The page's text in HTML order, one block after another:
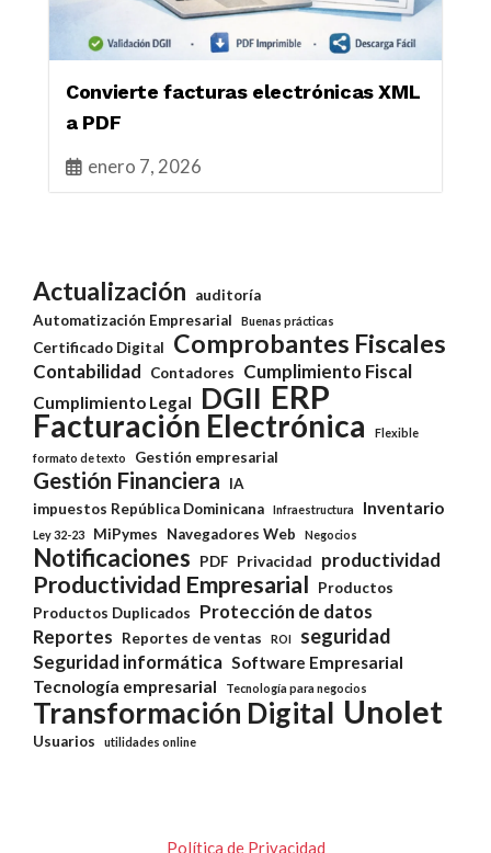
Convierte facturas electrónicas XML
a PDF
enero 7, 2026
Actualización
auditoría
Automatización Empresarial
Buenas prácticas
Certificado Digital Comprobantes Fiscales
Contabilidad Contadores Cumplimiento Fiscal
Cumplimiento Legal DGII ERP
Facturación Electrónica
Flexible
formato de texto
Gestión empresarial
Gestión Financiera
IA
impuestos República Dominicana
Infraestructura Inventario
Ley 32-23 MiPymes Navegadores Web Negocios
Notificaciones PDF Privacidad productividad
Productividad Empresarial
Productos
Productos Duplicados
Protección de datos
Reportes
Reportes de ventas ROI seguridad
Seguridad informática Software Empresarial
Tecnología empresarial
Tecnología para negocios
Transformación Digital Unolet
Usuarios utilidades online
Política de Privacidad